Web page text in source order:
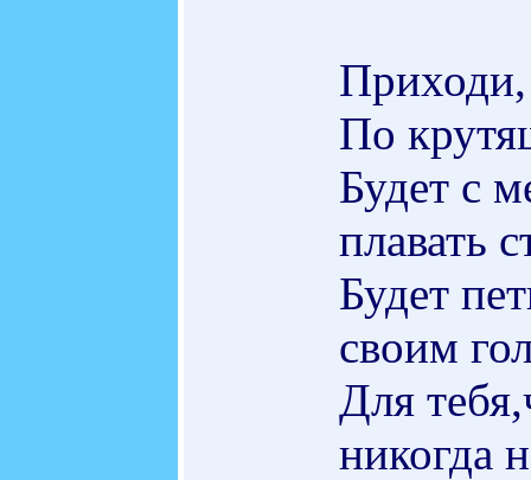
По
Будет с
плавать
Будет
своим
Для
никогда